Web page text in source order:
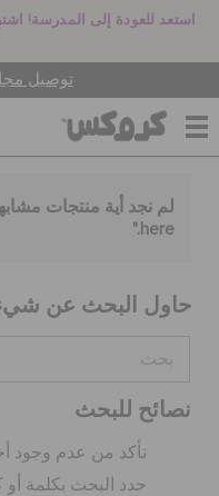
استعد للعودة إلى المدرسة!
توصيل
للنساء
أطفال
لم نجد أية منتجات
here
."
حاول البحث عن
نصائح للبحث
تأكد من عدم وجود
حدد البحث بكلمة أو